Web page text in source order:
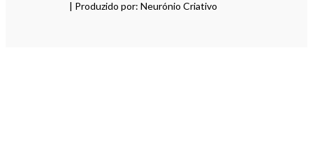
| Produzido por: Neurónio Criativo